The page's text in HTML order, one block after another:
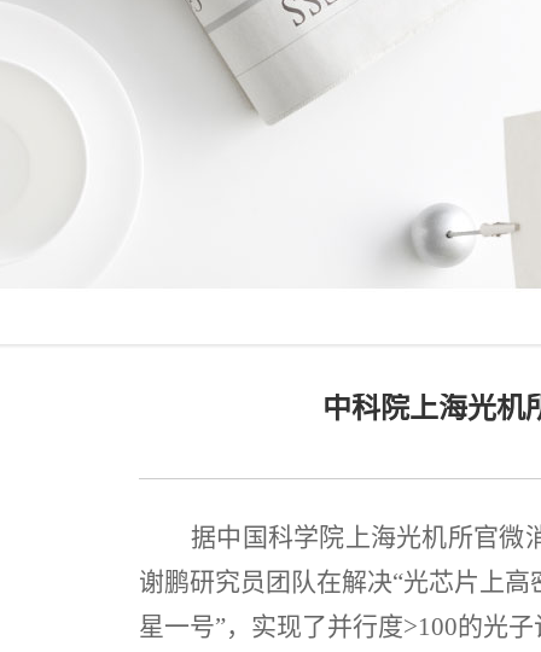
活动公告
数据统计分析
中科院上海光机
据中国科学院上海光机所官微
谢鹏研究员团队在解决“光芯片上高
星一号”，实现了并行度>100的光